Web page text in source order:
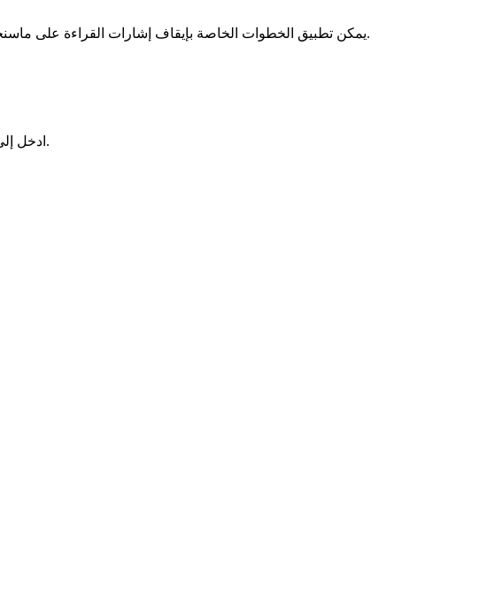
يمكن تطبيق الخطوات الخاصة بإيقاف إشارات القراءة على ماسنجر على جميع المحادثات، لذا لا تنسَ إعادة تشغيل إشارات القراءة مرة أخرى عندما تكون جاهزًا للتفاعل الفوري مع أصدقائك.
ادخل إلى المحادثة التي تريد تعطيل إشارة القراءة فيها، واضغط على صورة الملف الشخصي/الاسم في الزاوية العليا اليسرى.